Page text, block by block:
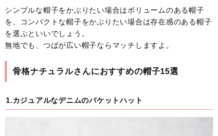
シンプルな帽子をかぶりたい場合はボリュームのある帽子
を、コンパクトな帽子をかぶりたい場合は存在感のある帽子
を選ぶといいでしょう。
無地でも、つばが広い帽子ならマッチしますよ。
骨格ナチュラルさんにおすすめの帽子15選
1.カジュアルなデニムのバケットハット